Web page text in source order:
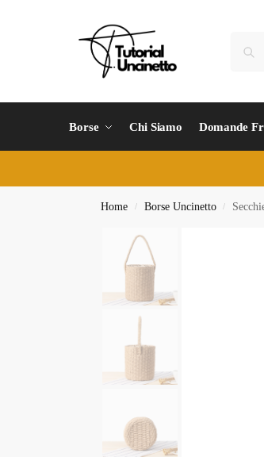
Borse Chi Siamo Domande
Home / Borse Uncinetto /